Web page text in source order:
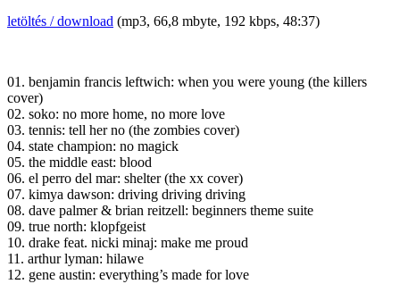
letöltés / download (mp3, 66,8 mbyte, 192 kbps, 48:37)
01. benjamin francis leftwich: when you were young (the killers
cover)
02. soko: no more home, no more love
03. tennis: tell her no (the zombies cover)
04. state champion: no magick
05. the middle east: blood
06. el perro del mar: shelter (the xx cover)
07. kimya dawson: driving driving driving
08. dave palmer & brian reitzell: beginners theme suite
09. true north: klopfgeist
10. drake feat. nicki minaj: make me proud
11. arthur lyman: hilawe
12. gene austin: everything’s made for love